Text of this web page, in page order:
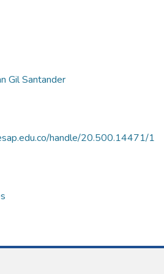
Gil Santander
handle/20.500.14471/1